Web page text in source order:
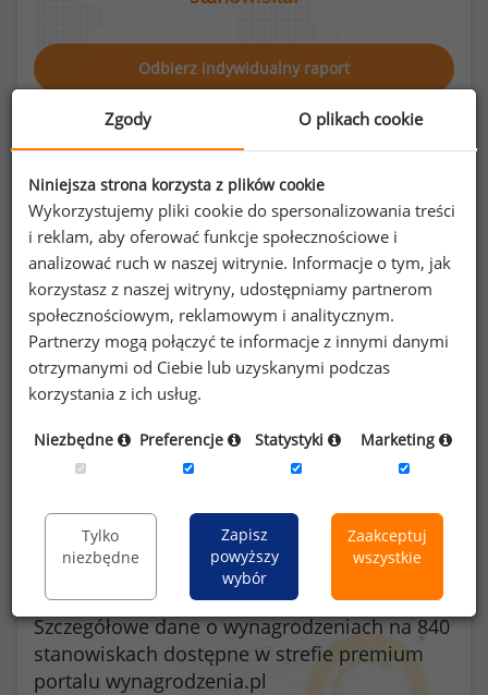
Odbierz indywidualny raport
Rozkład płci na stanowisku detektyw
25%
Kobiety
75%
Mężczyźni
Szczegółowe dane o wynagrodzeniach na 840
stanowiskach dostępne w strefie premium
portalu wynagrodzenia.pl
Zgody O plikach cookie
Niniejsza strona korzysta z plików cookie
Wykorzystujemy pliki cookie do spersonalizowania treści
i reklam, aby oferować funkcje społecznościowe i
analizować ruch w naszej witrynie. Informacje o tym, jak
korzystasz z naszej witryny, udostępniamy partnerom
społecznościowym, reklamowym i analitycznym.
Partnerzy mogą połączyć te informacje z innymi danymi
otrzymanymi od Ciebie lub uzyskanymi podczas
korzystania z ich usług.
Niezbędne Preferencje Statystyki Marketing
Tylko
niezbędne
Zapisz
powyższy
wybór
Zaakceptuj
wszystkie